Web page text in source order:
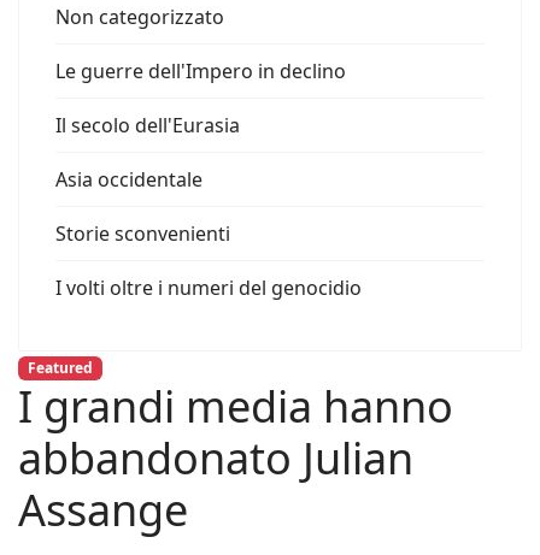
Non categorizzato
Le guerre dell'Impero in declino
Il secolo dell'Eurasia
Asia occidentale
Storie sconvenienti
I volti oltre i numeri del genocidio
Featured
I grandi media hanno
abbandonato Julian
Assange